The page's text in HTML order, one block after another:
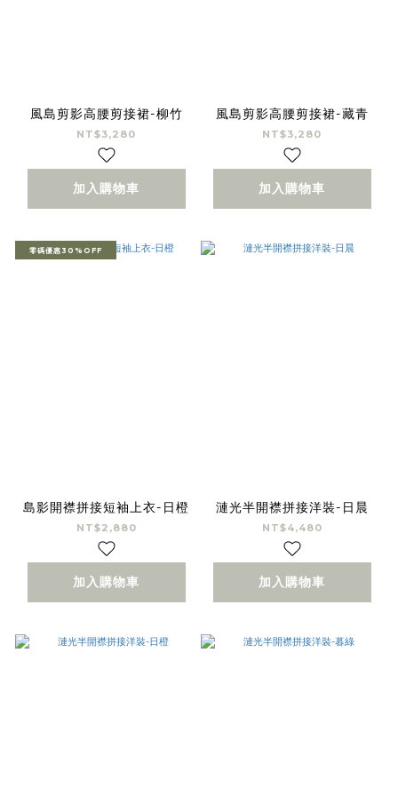
風島剪影高腰剪接裙-柳竹
NT$3,280
加入購物車
風島剪影高腰剪接裙-藏青
NT$3,280
加入購物車
零碼優惠30%OFF
島影開襟拼接短袖上衣-日橙
NT$2,880
加入購物車
漣光半開襟拼接洋裝-日晨
NT$4,480
加入購物車